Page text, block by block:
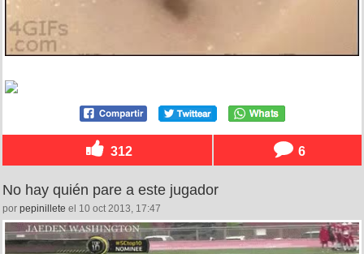
312 6
No hay quién pare a este jugador
por pepinillete el 10 oct 2013, 17:47